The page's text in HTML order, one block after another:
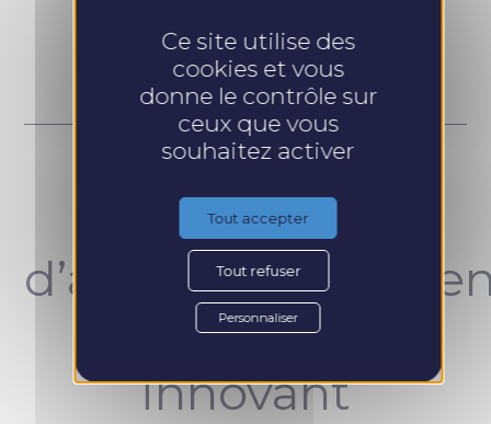
Un concept
unique et
innovant
Ce site utilise des
cookies et vous
donne le contrôle sur
ceux que vous
souhaitez activer
Tout accepter
Tout refuser
Personnaliser